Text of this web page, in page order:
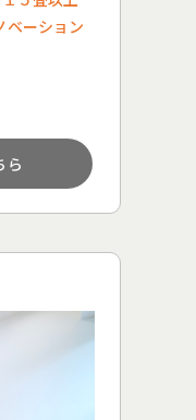
ベーション
ら